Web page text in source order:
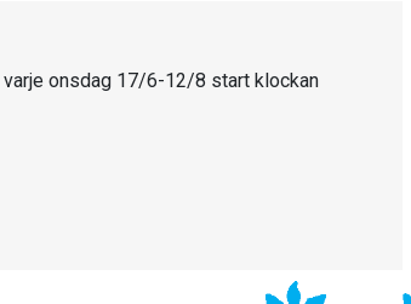
onsdag 17/6-12/8 start klockan